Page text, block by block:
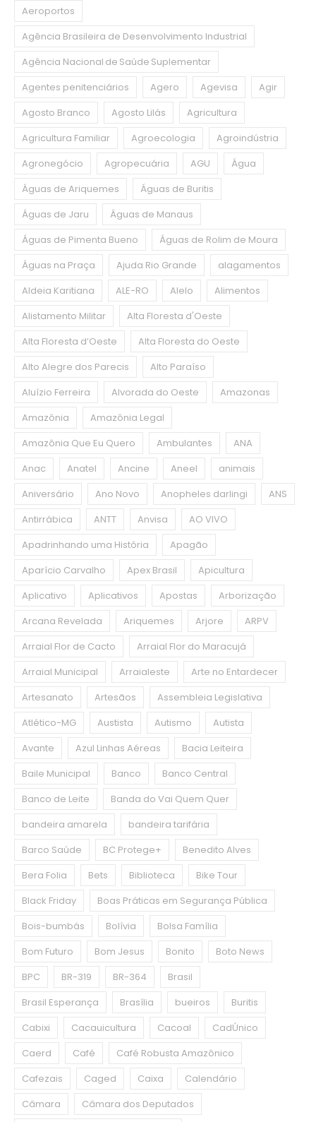
Aeroportos
Agência Brasileira de Desenvolvimento Industrial
Agência Nacional de Saúde Suplementar
Agentes penitenciários
Agero Agevisa
Agir
Agosto Branco
Agosto Lilás
Agricultura
Agricultura Familiar
Agroecologia
Agroindústria
Agronegócio
Agropecuária AGU
Água
Águas de Ariquemes
Águas de Buritis
Águas de Jaru
Águas de Manaus
Águas de Pimenta Bueno
Águas de Rolim de Moura
Águas na Praça
Ajuda Rio Grande
alagamentos
Aldeia Karitiana
ALE-RO Alelo
Alimentos
Alistamento Militar
Alta Floresta d'Oeste
Alta Floresta d’Oeste
Alta Floresta do Oeste
Alto Alegre dos Parecis
Alto Paraíso
Aluízio Ferreira
Alvorada do Oeste
Amazonas
Amazônia
Amazônia Legal
Amazônia Que Eu Quero
Ambulantes
ANA
Anac
Anatel Ancine Aneel
animais
Aniversário
Ano Novo Anopheles darlingi
ANS
Antirrábica
ANTT Anvisa
AO VIVO
Apadrinhando uma História
Apagão
Aparício Carvalho
Apex Brasil
Apicultura
Aplicativo
Aplicativos Apostas
Arborização
Arcana Revelada
Ariquemes Arjore
ARPV
Arraial Flor de Cacto
Arraial Flor do Maracujá
Arraial Municipal
Arraialeste
Arte no Entardecer
Artesanato
Artesãos
Assembleia Legislativa
Atlético-MG
Austista Autismo
Autista
Avante
Azul Linhas Aéreas
Bacia Leiteira
Baile Municipal
Banco
Banco Central
Banco de Leite
Banda do Vai Quem Quer
bandeira amarela
bandeira tarifária
Barco Saúde
BC Protege+
Benedito Alves
Bera Folia
Bets Biblioteca
Bike Tour
Black Friday
Boas Práticas em Segurança Pública
Bois-bumbás
Bolívia
Bolsa Família
Bom Futuro
Bom Jesus Bonito
Boto News
BPC
BR-319 BR-364
Brasil
Brasil Esperança
Brasília bueiros
Buritis
Cabixi
Cacauicultura Cacoal
CadÚnico
Caerd
Café
Café Robusta Amazônico
Cafezais
Caged Caixa
Calendário
Câmara
Câmara dos Deputados